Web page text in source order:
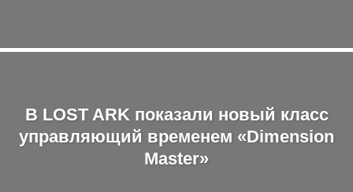
В LOST ARK показали новый класс
управляющий временем «Dimension
Master»